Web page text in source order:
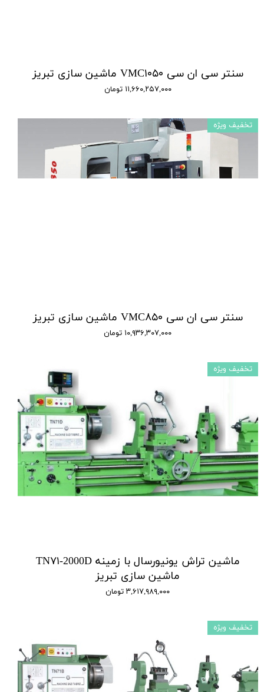
سنتر سی ان سی VMC۱۰۵۰ ماشین سازی تبریز
۱۱,۶۶۰,۲۵۷,۰۰۰ تومان
سنتر سی ان سی VMC۸۵۰ ماشین سازی تبریز
۱۰,۹۳۶,۳۰۷,۰۰۰ تومان
تخفیف ویژه
ماشین تراش یونیورسال با زمینه TN۷۱-2000D
ماشین سازی تبریز
۳,۶۱۷,۹۸۹,۰۰۰ تومان
تخفیف ویژه
تخفیف ویژه